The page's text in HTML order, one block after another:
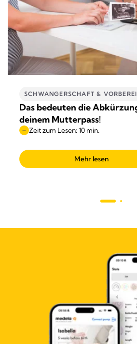
SCHWANGERSCHAFT &
Das bedeuten die
deinem Mutterpass!
Zeit zum Lesen: 10 min.
Mehr lesen